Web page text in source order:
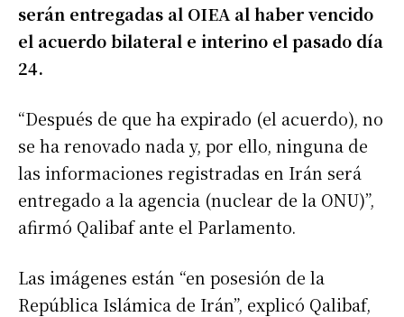
serán entregadas al OIEA al haber vencido
el acuerdo bilateral e interino el pasado día
24.
“Después de que ha expirado (el acuerdo), no
se ha renovado nada y, por ello, ninguna de
las informaciones registradas en Irán será
entregado a la agencia (nuclear de la ONU)”,
afirmó Qalibaf ante el Parlamento.
Las imágenes están “en posesión de la
República Islámica de Irán”, explicó Qalibaf,